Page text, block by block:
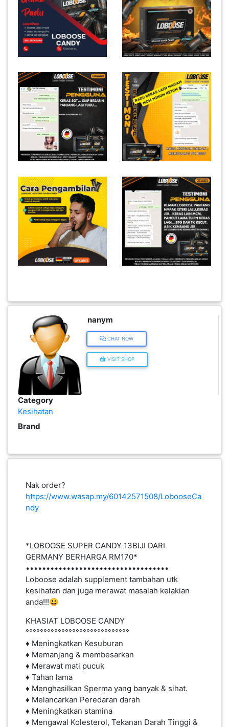
nanym
CHAT NOW
VISIT SHOP
Category
Kesihatan
Brand
Nak order?
https://www.wasap.my/60142571508/LobooseCa
ndy
*LOBOOSE SUPER CANDY 13BIJI DARI
GERMANY BERHARGA RM170*
•••••••••••••••••••••••••••••••••••
Loboose adalah supplement tambahan utk
kesihatan dan juga merawat masalah kelakian
anda!!!😃
KHASIAT LOBOOSE CANDY
°°°°°°°°°°°°°°°°°°°°°°°°°°°°°
♦ Meningkatkan Kesuburan
♦ Memanjang & membesarkan
♦ Merawat mati pucuk
♦ Tahan lama
♦ Menghasilkan Sperma yang banyak & sihat.
♦ Melancarkan Peredaran darah
♦ Meningkatkan stamina
♦ Mengawal Kolesterol, Tekanan Darah Tinggi &
DERMA
DAN
INFAK(0)
TUDUNG(0)
ARTIKEL(14)
PEMBORONG(2)
PRODUK
DIGITAL(29)
MAKANAN(25)
PERNIAGAAN(41)
ELEKTRONIK(5)
SUKAN/HOBI(2)
PERCUTIAN
PELANCONGAN(1)
&
PEKERJAAN(0)
SERVIS(17)
HARTA
BENDA(1)
LAIN-
KEPERLUAN(16)
SELECT NEGERI
SELANGOR(37)